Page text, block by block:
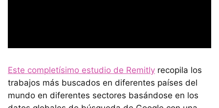
Este completísimo estudio de Remitly recopila los
trabajos más buscados en diferentes países del
mundo en diferentes sectores basándose en los